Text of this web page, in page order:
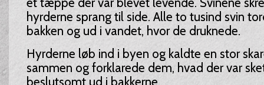
hyrderne sprang til side. Alle to tusind svin
bakken og ud i vandet, hvor de druknede.
Hyrderne løb ind i byen og kaldte en stor
sammen og forklarede dem, hvad der var
beslutsomt ud i bakkerne.